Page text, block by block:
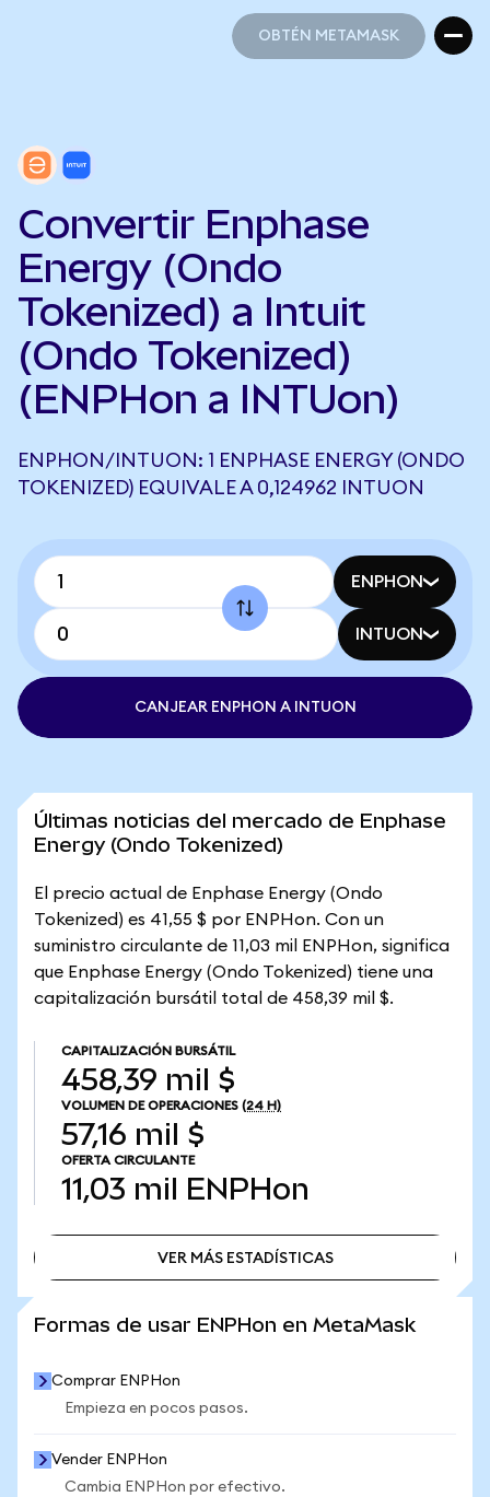
OBTÉN METAMASK
Convertir Enphase
Energy (Ondo
Tokenized) a Intuit
(Ondo Tokenized)
(ENPHon a INTUon)
ENPHON/INTUON: 1 ENPHASE ENERGY (ONDO
TOKENIZED) EQUIVALE A 0,124962 INTUON
ENPHON
INTUON
CANJEAR ENPHON A INTUON
Últimas noticias del mercado de Enphase
Energy (Ondo Tokenized)
El precio actual de Enphase Energy (Ondo
Tokenized) es 41,55 $ por ENPHon. Con un
suministro circulante de 11,03 mil ENPHon, significa
que Enphase Energy (Ondo Tokenized) tiene una
capitalización bursátil total de 458,39 mil $.
CAPITALIZACIÓN BURSÁTIL
458,39 mil $
VOLUMEN DE OPERACIONES (24 H)
57,16 mil $
OFERTA CIRCULANTE
11,03 mil ENPHon
VER MÁS ESTADÍSTICAS
Formas de usar ENPHon en MetaMask
Comprar ENPHon
Empieza en pocos pasos.
Vender ENPHon
Cambia ENPHon por efectivo.